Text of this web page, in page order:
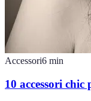
Accessori6 min
10 accessori